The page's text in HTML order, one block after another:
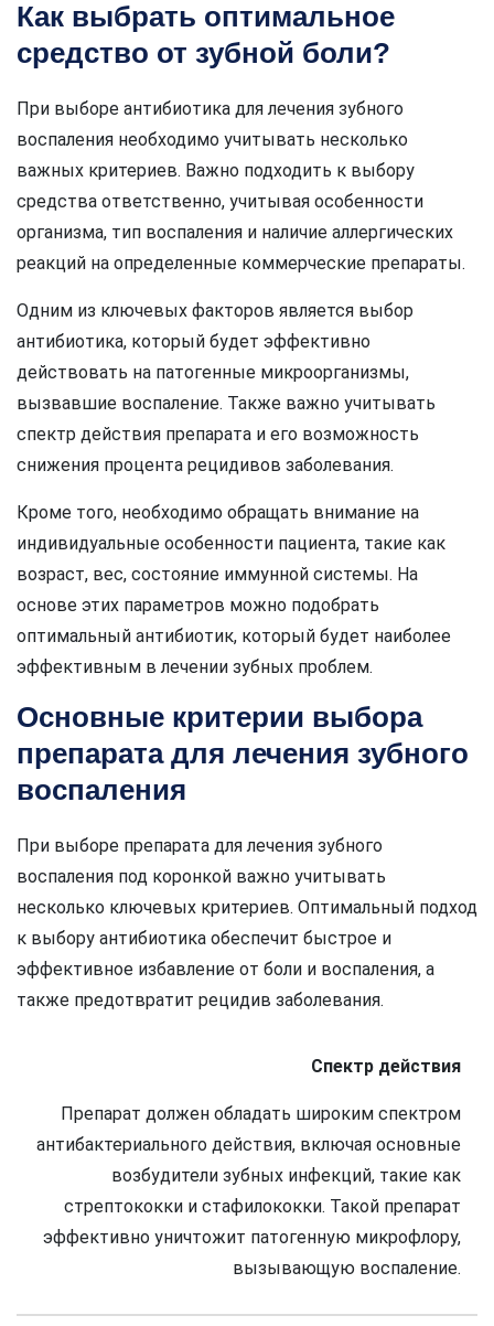
Как выбрать оптимальное
средство от зубной боли?
При выборе антибиотика для лечения зубного
воспаления необходимо учитывать несколько
важных критериев. Важно подходить к выбору
средства ответственно, учитывая особенности
организма, тип воспаления и наличие аллергических
реакций на определенные коммерческие препараты.
Одним из ключевых факторов является выбор
антибиотика, который будет эффективно
действовать на патогенные микроорганизмы,
вызвавшие воспаление. Также важно учитывать
спектр действия препарата и его возможность
снижения процента рецидивов заболевания.
Кроме того, необходимо обращать внимание на
индивидуальные особенности пациента, такие как
возраст, вес, состояние иммунной системы. На
основе этих параметров можно подобрать
оптимальный антибиотик, который будет наиболее
эффективным в лечении зубных проблем.
Основные критерии выбора
препарата для лечения зубного
воспаления
При выборе препарата для лечения зубного
воспаления под коронкой важно учитывать
несколько ключевых критериев. Оптимальный подход
к выбору антибиотика обеспечит быстрое и
эффективное избавление от боли и воспаления, а
также предотвратит рецидив заболевания.
Спектр действия
Препарат должен обладать широким спектром
антибактериального действия, включая основные
возбудители зубных инфекций, такие как
стрептококки и стафилококки. Такой препарат
эффективно уничтожит патогенную микрофлору,
вызывающую воспаление.